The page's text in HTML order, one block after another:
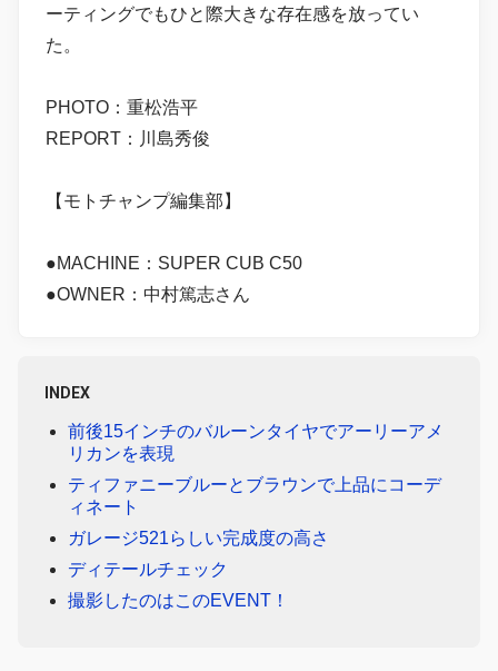
ーティングでもひと際大きな存在感を放ってい
た。
PHOTO：重松浩平
REPORT：川島秀俊
【モトチャンプ編集部】
●MACHINE：SUPER CUB C50
●OWNER：中村篤志さん
INDEX
前後15インチのバルーンタイヤでアーリーアメ
リカンを表現
ティファニーブルーとブラウンで上品にコーデ
ィネート
ガレージ521らしい完成度の高さ
ディテールチェック
撮影したのはこのEVENT！